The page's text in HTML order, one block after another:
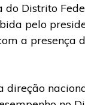
Distrito
pelo
a presença
direção